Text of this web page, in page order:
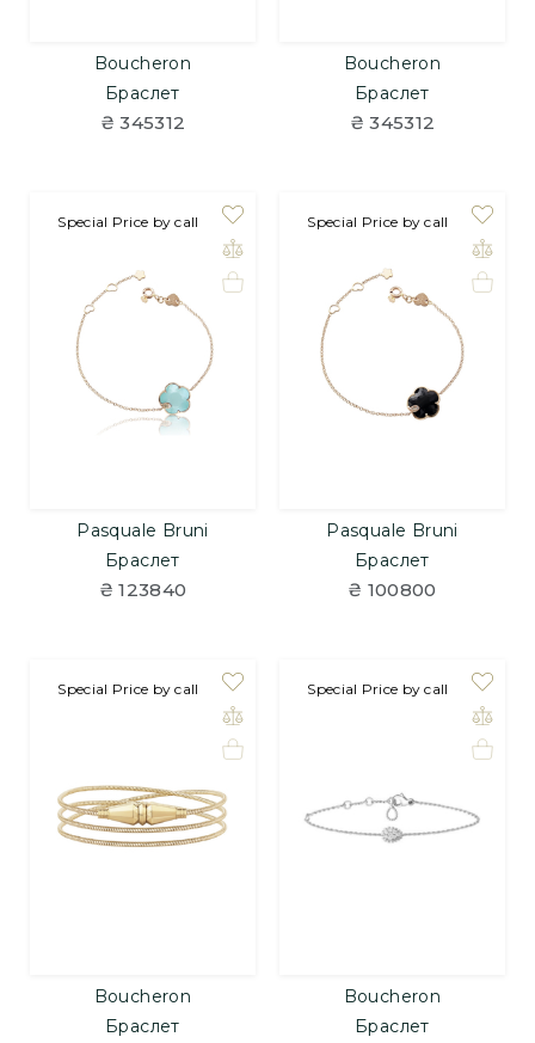
Boucheron
Браслет
₴ 345312
Boucheron
Браслет
₴ 345312
на замовлення
Special Price by call
Pasquale Bruni
Браслет
₴ 123840
на замовлення
Special Price by call
Pasquale Bruni
Браслет
₴ 100800
на замовлення
Special Price by call
Boucheron
Браслет
на замовлення
Special Price by call
Boucheron
Браслет